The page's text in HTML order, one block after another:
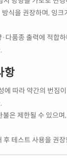
식을 권장하며, 잉크
다품종 출력에 적합
항
에 따라 약간의 번짐
은 제한될 수 있으
후 테스트 사용을 권장